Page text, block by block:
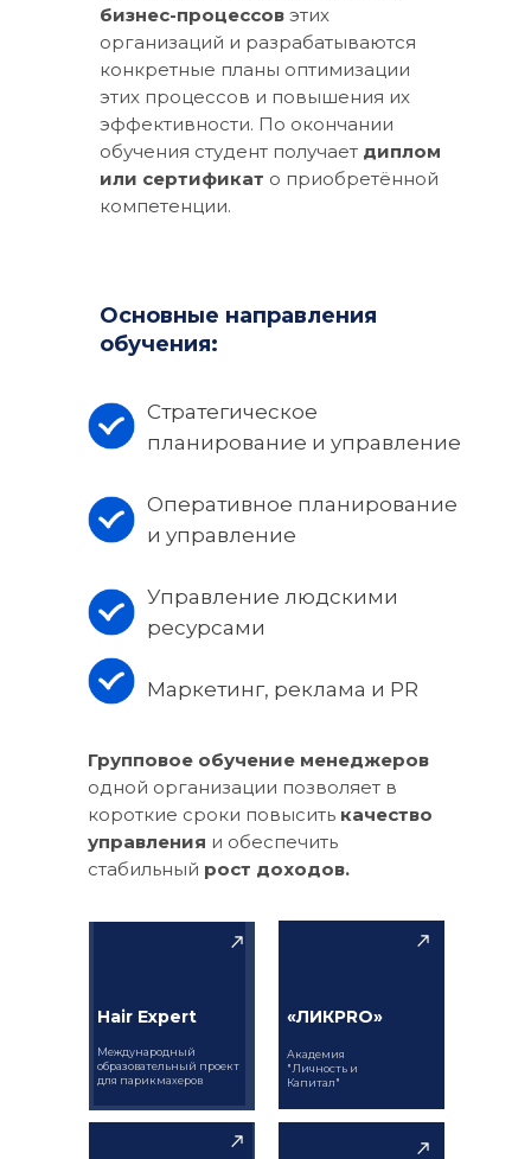
бизнес-процессов этих
организаций и разрабатываются
конкретные планы оптимизации
этих процессов и повышения их
эффективности. По окончании
обучения студент получает диплом
или сертификат о приобретённой
компетенции.
Основные направления
обучения:
Стратегическое
планирование и управление
Оперативное планирование
и управление
Управление людскими
ресурсами
Маркетинг, реклама и PR
Групповое обучение менеджеров
одной организации позволяет в
короткие сроки повысить качество
управления и обеспечить
стабильный рост доходов.
Hair Expert
Международный
образовательный проект
для парикмахеров
«ЛИКPRO»
Академия
"Личность и
Капитал"